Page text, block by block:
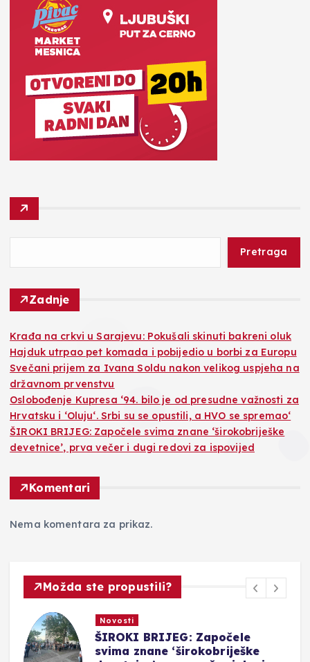
Pretraga
Zadnje
Krađa na crkvi u Sarajevu: Pokušali skinuti bakreni oluk
Hajduk utrpao pet komada i pobijedio u borbi za Europu
Svečani prijem za Ivana Soldu nakon velikog uspjeha na
državnom prvenstvu
Oslobođenje Kupresa ‘94. bilo je od presudne važnosti za
Hrvatsku i ‘Oluju‘. Srbi su se opustili, a HVO se spremao‘
ŠIROKI BRIJEG: Započele svima znane ‘širokobriješke
devetnice’, prva večer i dugi redovi za ispovijed
Komentari
Nema komentara za prikaz.
Možda ste propustili?
Novosti
ŠIROKI BRIJEG: Započele
svima znane ‘širokobriješke